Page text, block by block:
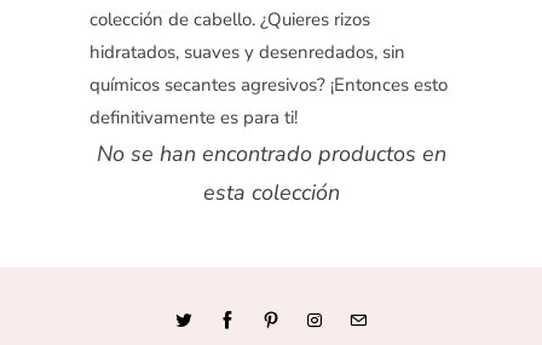
colección de cabello. ¿Quieres rizos
hidratados, suaves y desenredados, sin
químicos secantes agresivos? ¡Entonces esto
definitivamente es para ti!
No se han encontrado productos en
esta colección